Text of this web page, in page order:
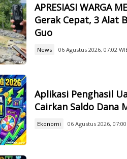
APRESIASI WARGA
Gerak Cepat, 3 Alat
Guo
News 06 Agustus 2026, 07:02
Aplikasi Penghasil
Cairkan Saldo Dana
Ekonomi 06 Agustus 2026,